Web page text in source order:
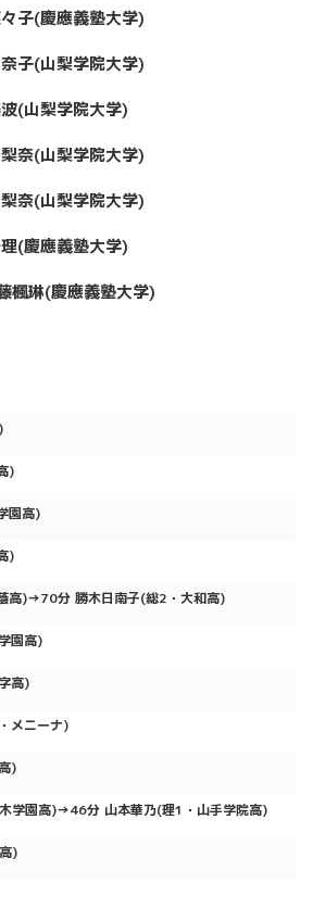
子(慶應義塾大学)
子(山梨学院大学)
(山梨学院大学)
奈(山梨学院大学)
奈(山梨学院大学)
(慶應義塾大学)
楓琳(慶應義塾大学)
)
園高)
)
高)→70分 勝木日南子(総2 ・大和高)
園高)
高)
メニーナ)
)
学園高)→46分 山本華乃(理1 ・山手学院高)
)